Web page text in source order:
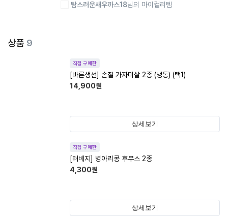
탐스러운새우까스18님의 마이컬리템
상품 9
직접 구매한
[바른생선] 손질 가자미살 2종 (냉동) (택1)
14,900원
상세보기
직접 구매한
[러베지] 병아리콩 후무스 2종
4,300원
상세보기